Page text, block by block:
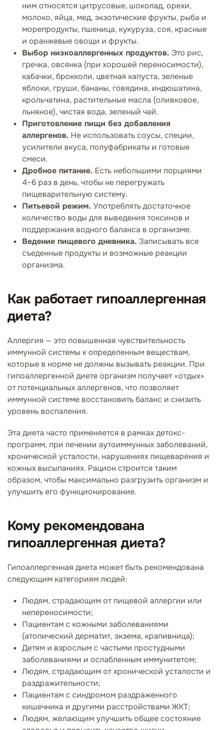
ним относятся цитрусовые, шоколад, орехи,
молоко, яйца, мед, экзотические фрукты, рыба и
морепродукты, пшеница, кукуруза, соя, красные
и оранжевые овощи и фрукты.
Выбор низкоаллергенных продуктов. Это рис,
гречка, овсянка (при хорошей переносимости),
кабачки, брокколи, цветная капуста, зеленые
яблоки, груши, бананы, говядина, индюшатина,
крольчатина, растительные масла (оливковое,
льняное), чистая вода, зеленый чай.
Приготовление пищи без добавления
аллергенов. Не использовать соусы, специи,
усилители вкуса, полуфабрикаты и готовые
смеси.
Дробное питание. Есть небольшими порциями
4–6 раз в день, чтобы не перегружать
пищеварительную систему.
Питьевой режим. Употреблять достаточное
количество воды для выведения токсинов и
поддержания водного баланса в организме.
Ведение пищевого дневника. Записывать все
съеденные продукты и возможные реакции
организма.
Как работает гипоаллергенная
диета?
Аллергия — это повышенная чувствительность
иммунной системы к определенным веществам,
которые в норме не должны вызывать реакции. При
гипоаллергенной диете организм получает «отдых»
от потенциальных аллергенов, что позволяет
иммунной системе восстановить баланс и снизить
уровень воспаления.
Эта диета часто применяется в рамках детокс-
программ, при лечении аутоиммунных заболеваний,
хронической усталости, нарушениях пищеварения и
кожных высыпаниях. Рацион строится таким
образом, чтобы максимально разгрузить организм и
улучшить его функционирование.
Кому рекомендована
гипоаллергенная диета?
Гипоаллергенная диета может быть рекомендована
следующим категориям людей:
Людям, страдающим от пищевой аллергии или
непереносимости;
Пациентам с кожными заболеваниями
(атопический дерматит, экзема, крапивница);
Детям и взрослым с частыми простудными
заболеваниями и ослабленным иммунитетом;
Людям, страдающим от хронической усталости и
раздражительности;
Пациентам с синдромом раздраженного
кишечника и другими расстройствами ЖКТ;
Людям, желающим улучшить общее состояние